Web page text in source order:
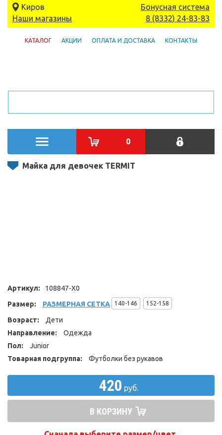
Киров
Наши магазины
Бонусная система
8 (8332) 24-83-83
КАТАЛОГ АКЦИИ ОПЛАТА И ДОСТАВКА КОНТАКТЫ
0
Майка для девочек TERMIT
Артикул:
108847-X0
Размер:
РАЗМЕРНАЯ СЕТКА 140-146 152-158
Возраст:
Дети
Направление:
Одежда
Пол:
Junior
Товарная подгруппа:
Футболки без рукавов
420 руб.
В КОРЗИНУ